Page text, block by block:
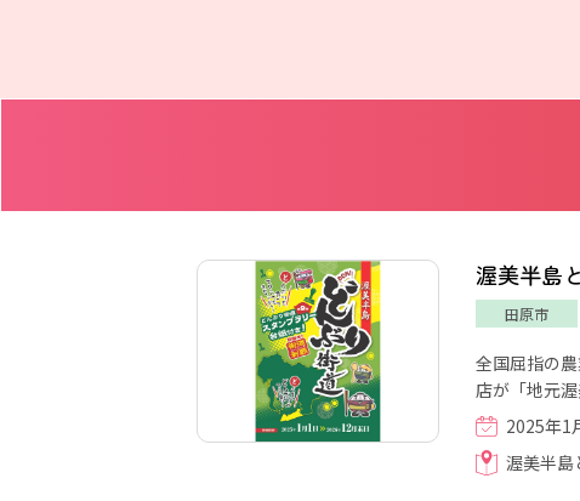
渥美半島
田原市
全国屈指の
店が「地元
2025年1
渥美半島